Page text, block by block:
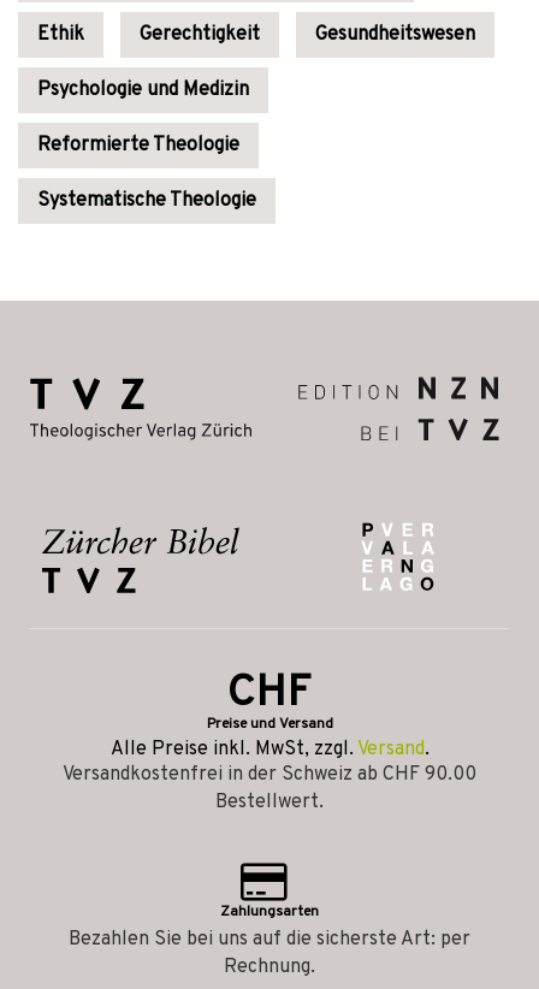
Ethik Gerechtigkeit Gesundheitswesen
Psychologie und Medizin
Reformierte Theologie
Systematische Theologie
CHF
Preise und Versand
Alle Preise inkl. MwSt, zzgl. Versand.
Versandkostenfrei in der Schweiz ab CHF 90.00
Bestellwert.
Zahlungsarten
Bezahlen Sie bei uns auf die sicherste Art: per
Rechnung.